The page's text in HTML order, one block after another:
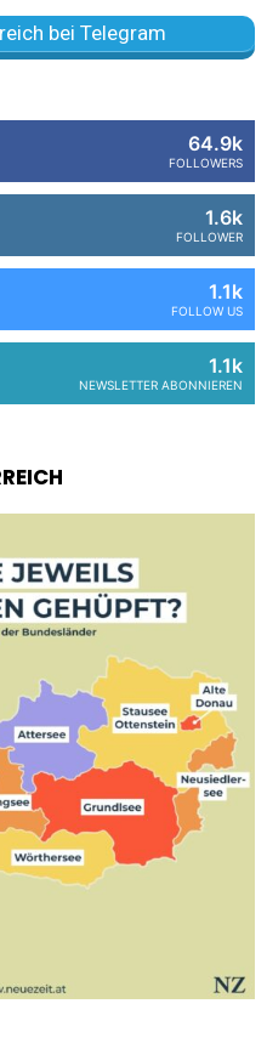
bei Telegram
64.9k
FOLLOWERS
1.6k
FOLLOWER
1.1k
FOLLOW US
1.1k
NEWSLETTER ABONNIEREN